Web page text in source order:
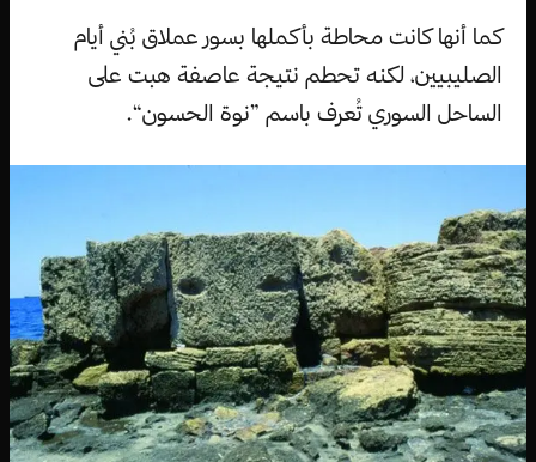
كما أنها كانت محاطة بأكملها بسور عملاق بُني أيام
الصليبيين، لكنه تحطم نتيجة عاصفة هبت على
الساحل السوري تُعرف باسم ”نوة الحسون“.